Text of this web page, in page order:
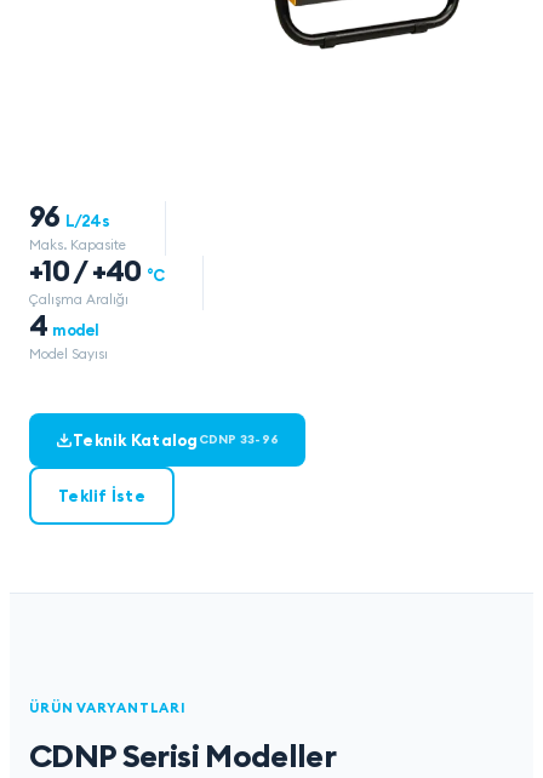
96 L/24s
Maks. Kapasite
+10 / +40 °C
Çalışma Aralığı
4 model
Model Sayısı
Teknik Katalog CDNP 33-96
Teklif İste
ÜRÜN VARYANTLARI
CDNP Serisi Modeller